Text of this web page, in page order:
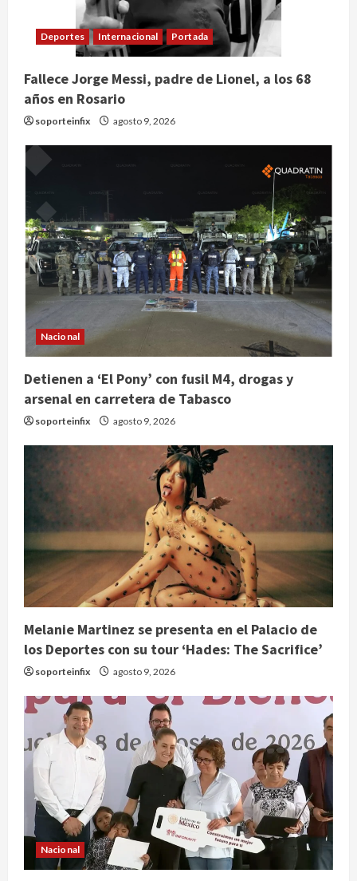
Deportes Internacional Portada
Fallece Jorge Messi, padre de Lionel, a los 68
años en Rosario
soporteinfix agosto 9, 2026
Nacional
Detienen a ‘El Pony’ con fusil M4, drogas y
arsenal en carretera de Tabasco
soporteinfix agosto 9, 2026
Melanie Martinez se presenta en el Palacio de
los Deportes con su tour ‘Hades: The Sacrifice’
soporteinfix agosto 9, 2026
Nacional